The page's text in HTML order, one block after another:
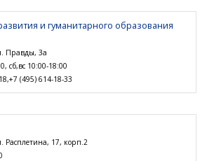
и гуманитарного образования
Правды, 3а
сб,вс 10:00-18:00
(495) 614-18-33
Расплетина, 17, корп.2